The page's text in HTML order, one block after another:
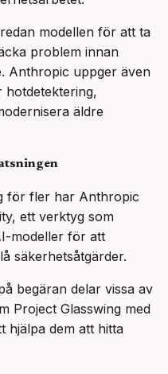
modellen för att ta
problem innan
Anthropic uppger även
hotdetektering,
äldre
för fler har Anthropic
ett verktyg som
modeller för att
säkerhetsåtgärder.
begäran delar vissa av
Project Glasswing med
hjälpa dem att hitta